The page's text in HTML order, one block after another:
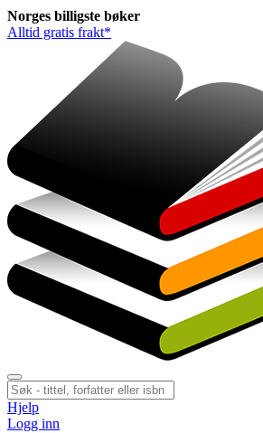
Norges billigste bøker
Alltid gratis frakt*
Hjelp
Logg inn